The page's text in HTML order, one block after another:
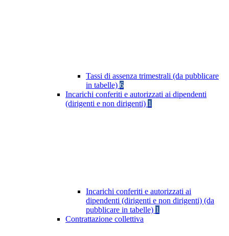
Tassi di assenza trimestrali (da pubblicare
in tabelle) 6
Incarichi conferiti e autorizzati ai dipendenti
(dirigenti e non dirigenti) 1
Incarichi conferiti e autorizzati ai
dipendenti (dirigenti e non dirigenti) (da
pubblicare in tabelle) 1
Contrattazione collettiva